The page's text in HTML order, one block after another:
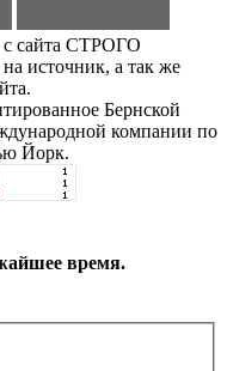
сайта СТРОГО
источник, а так же
Бернской
компании по
Йорк.
время.